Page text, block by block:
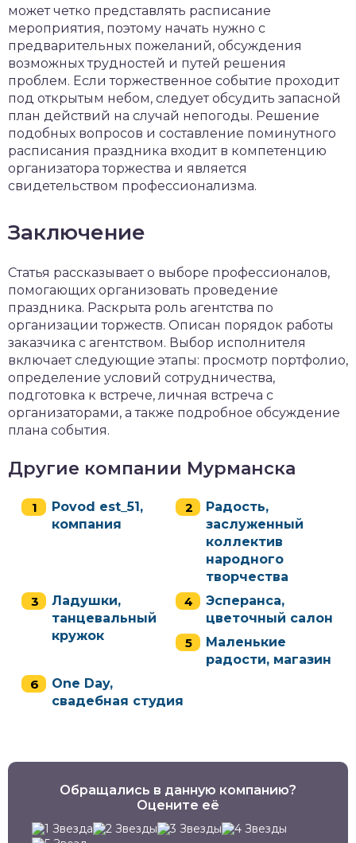
может четко представлять расписание
мероприятия, поэтому начать нужно с
предварительных пожеланий, обсуждения
возможных трудностей и путей решения
проблем. Если торжественное событие проходит
под открытым небом, следует обсудить запасной
план действий на случай непогоды. Решение
подобных вопросов и составление поминутного
расписания праздника входит в компетенцию
организатора торжества и является
свидетельством профессионализма.
Заключение
Статья рассказывает о выборе профессионалов,
помогающих организовать проведение
праздника. Раскрыта роль агентства по
организации торжеств. Описан порядок работы
заказчика с агентством. Выбор исполнителя
включает следующие этапы: просмотр портфолио,
определение условий сотрудничества,
подготовка к встрече, личная встреча с
организаторами, а также подробное обсуждение
плана события.
Другие компании Мурманска
Povod est_51,
компания
Радость,
заслуженный
коллектив
народного
творчества
Ладушки,
танцевальный
кружок
Эсперанса,
цветочный салон
Маленькие
радости, магазин
One Day,
свадебная студия
Обращались в данную компанию?
Оцените её